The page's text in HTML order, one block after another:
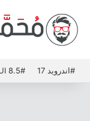
#اندرويد 17 #One UI 8.5